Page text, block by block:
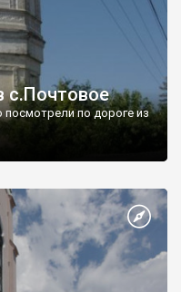
с.Почтовое
по дороге из